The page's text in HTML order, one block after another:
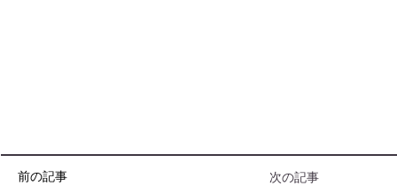
前の記事 次の記事